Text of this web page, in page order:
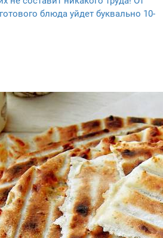
блюда уйдет буквально 10-